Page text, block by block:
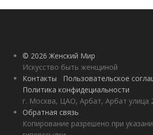
© 2026 Женский Мир
Искусство быть женщиной
Контакты
Пользовательское
Политика конфидециальности
г. Москва, ЦАО, Арбат, Арбат улица
Обратная связь
Копирование разрешено при